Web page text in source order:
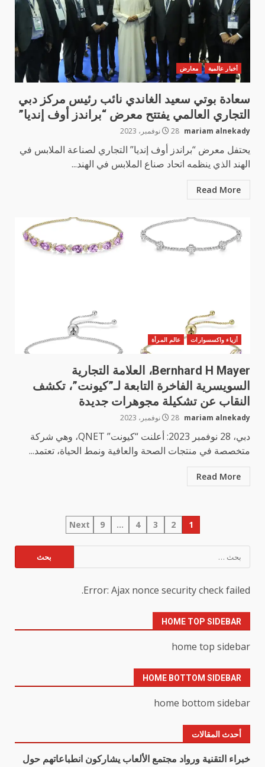
أخبار عالمية معارض
سعادة بوتي سعيد الغاندي نائب رئيس مركز دبي
التجاري العالمي يفتتح معرض “براندز أوف إنديا”
mariam alnekady 28 نوفمبر، 2023
يحتفل معرض “براندز أوف إنديا” التجاري لصناعة الملابس في
الهند الذي ينظمه اتحاد صناع الملابس في الهند...
Read More
أزياء واكسسوارات عالم المرأة
Bernhard H Mayer، العلامة التجارية
السويسرية الفاخرة التابعة لـ”كيونت”، تكشف
النقاب عن تشكيلة مجوهرات جديدة
mariam alnekady 28 نوفمبر، 2023
دبي، 28 نوفمبر 2023: أعلنت “كيونت” QNET، وهي شركة
متخصصة في منتجات الصحة والعافية ونمط الحياة، تعتمد...
Read More
تعدد
صفحات
المقالات
1
2
3
4
…
9
Next
عن:
Error: Ajax nonce security check failed.
HOME TOP SIDEBAR
home top sidebar
HOME BOTTOM SIDEBAR
home bottom sidebar
أحدث المقالات
خبراء التقنية ورواد مجتمع الألعاب يشاركون انطباعاتهم حول